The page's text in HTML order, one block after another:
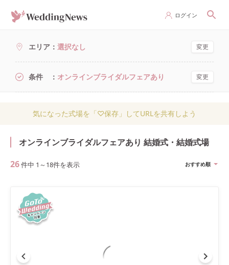
ログイン
エリア 選択なし 変更
条件 オンラインブライダルフェアあり 変更
気になった式場を「♡保存」してURLを共有しよう
オンラインブライダルフェアあり 結婚式・結婚式場
26件中 1 ～ 18件を表示 おすすめ順